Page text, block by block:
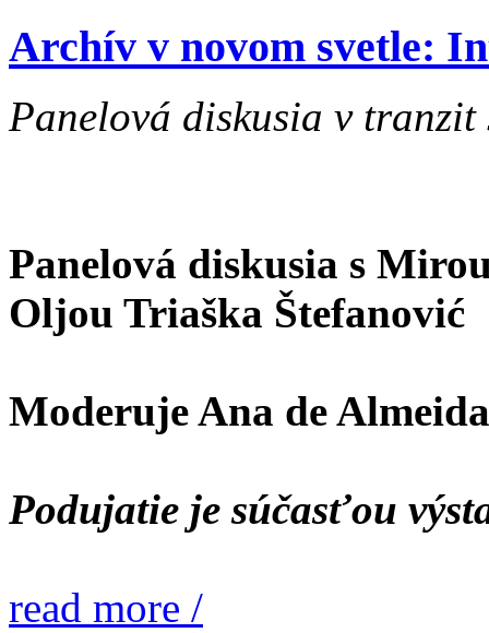
Archív v novom svetle:
Panelová diskusia v tranzit
Panelová diskusia s
Oljou Triaška Štefanović
Moderuje Ana de Almeida
Podujatie je súčasťou
read more /